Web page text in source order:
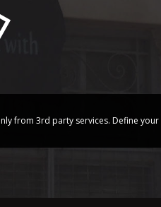
from 3rd party services. Define